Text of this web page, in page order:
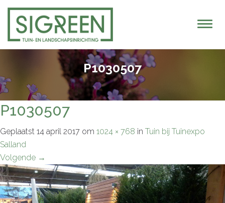
T
g
n
a
t
i
P1030507
P1030507
Geplaatst 14 april 2017 om 1024 × 768 in Tuin bij Tuinexpo
Salland
Volgende →